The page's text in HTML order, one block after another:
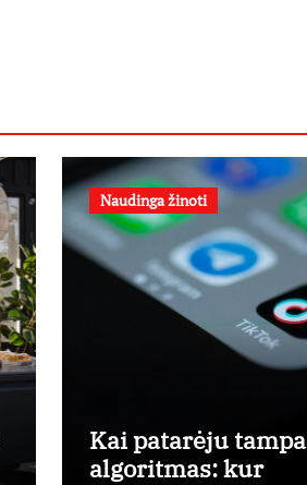
Naudinga žinoti
Kai patarėju tampa
algoritmas: kur